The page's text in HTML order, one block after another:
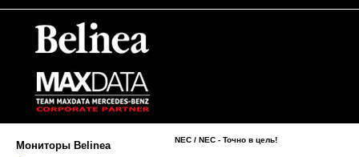
Мониторы Belinea
NEC / NEC - Точно в цель!